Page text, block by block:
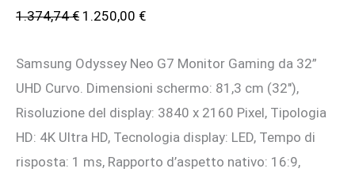
1.374,74€ Il
originale
era:
1.374,74 €.
1.250,00 €Il
attuale
è:
1.250,00 €.
Samsung Odyssey Neo G7 Monitor Gaming da 32”
UHD Curvo. Dimensioni schermo: 81,3 cm (32″),
Risoluzione del display: 3840 x 2160 Pixel, Tipologia
HD: 4K Ultra HD, Tecnologia display: LED, Tempo di
risposta: 1 ms, Rapporto d’aspetto nativo: 16:9,